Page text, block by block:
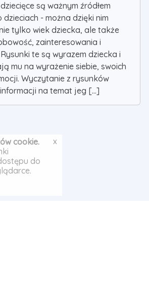
są ważnym źródłem
dzieciach - można dzięki nim
tylko wiek dziecka, ale także
zainteresowania i
te są wyrazem dziecka i
mu na wyrażenie siebie, swoich
Wyczytanie z rysunków
na temat jeg [...]
cookie.
do
x